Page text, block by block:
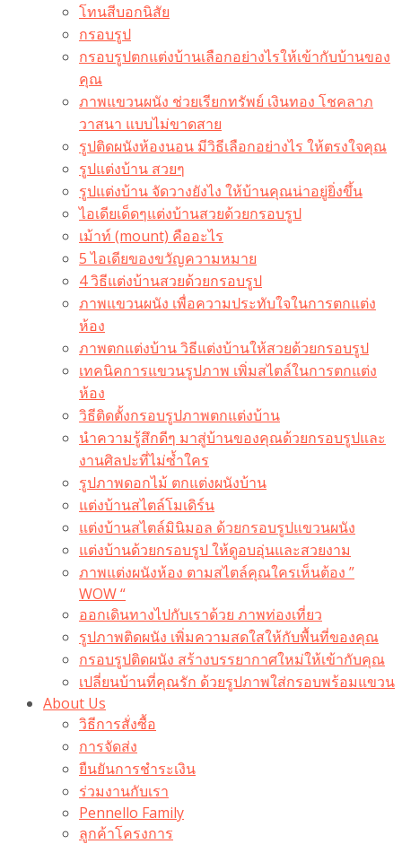
โทนสีบอกนิสัย
กรอบรูป
กรอบรูปตกแต่งบ้านเลือกอย่างไรให้เข้ากับบ้านของ
คุณ
ภาพแขวนผนัง ช่วยเรียกทรัพย์ เงินทอง โชคลาภ
วาสนา แบบไม่ขาดสาย
รูปติดผนังห้องนอน มีวิธีเลือกอย่างไร ให้ตรงใจคุณ
รูปแต่งบ้าน สวยๆ
รูปแต่งบ้าน จัดวางยังไง ให้บ้านคุณน่าอยู่ยิ่งขึ้น
ไอเดียเด็ดๆแต่งบ้านสวยด้วยกรอบรูป
เม้าท์ (mount) คืออะไร​
5 ไอเดียของขวัญความหมาย
4 วิธีแต่งบ้านสวยด้วยกรอบรูป
ภาพแขวนผนัง เพื่อความประทับใจในการตกแต่ง
ห้อง
ภาพตกแต่งบ้าน วิธีแต่งบ้านให้สวยด้วยกรอบรูป
เทคนิคการแขวนรูปภาพ เพิ่มสไตล์ในการตกแต่ง
ห้อง
วิธีติดตั้งกรอบรูปภาพตกแต่งบ้าน
นำความรู้สึกดีๆ มาสู่บ้านของคุณด้วยกรอบรูปและ
งานศิลปะที่ไม่ซ้ำใคร
รูปภาพดอกไม้ ตกแต่งผนังบ้าน
แต่งบ้านสไตล์โมเดิร์น
แต่งบ้านสไตล์มินิมอล ด้วยกรอบรูปแขวนผนัง
แต่งบ้านด้วยกรอบรูป ให้ดูอบอุ่นและสวยงาม
ภาพแต่งผนังห้อง ตามสไตล์คุณใครเห็นต้อง ”
WOW “
ออกเดินทางไปกับเราด้วย ภาพท่องเที่ยว
รูปภาพติดผนัง เพิ่มความสดใสให้กับพื้นที่ของคุณ
กรอบรูปติดผนัง สร้างบรรยากาศใหม่ให้เข้ากับคุณ
เปลี่ยนบ้านที่คุณรัก ด้วยรูปภาพใส่กรอบพร้อมแขวน​
About Us
วิธีการสั่งซื้อ
การจัดส่ง
ยืนยันการชำระเงิน
ร่วมงานกับเรา
Pennello Family
ลูกค้าโครงการ